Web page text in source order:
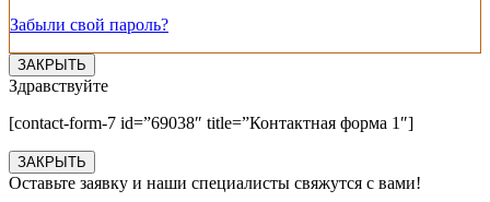
Забыли свой пароль?
ЗАКРЫТЬ
Здравствуйте
[contact-form-7 id=”69038″ title=”Контактная форма 1″]
ЗАКРЫТЬ
Оставьте заявку и наши специалисты свяжутся с вами!